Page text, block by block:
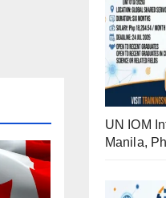
UN IOM
Manila,